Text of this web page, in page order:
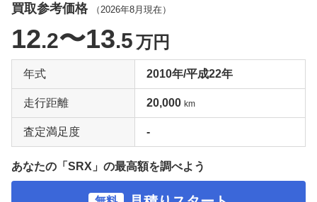
買取参考価格 （ 2026年8月 現在）
12.2〜13.5万円
年式 2010年/平成22年
走行距離 20,000 km
査定満足度 -
あなたの「SRX」の最高額を調べよう